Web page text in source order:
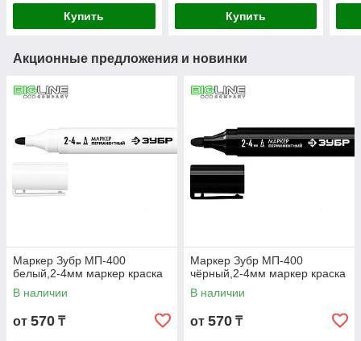
Купить Купить
Акционные предложения и новинки
Маркер Зубр МП-400
белый,2-4мм маркер краска
В наличии
от 570 ₸
Маркер Зубр МП-400
чёрный,2-4мм маркер краска
В наличии
от 570 ₸